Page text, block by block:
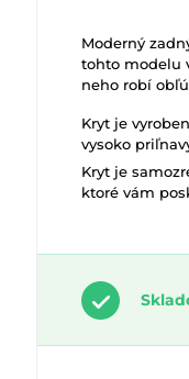
Moderný
tohto modelu
neho robí
Kryt je
vysoko
Kryt je
ktoré vám